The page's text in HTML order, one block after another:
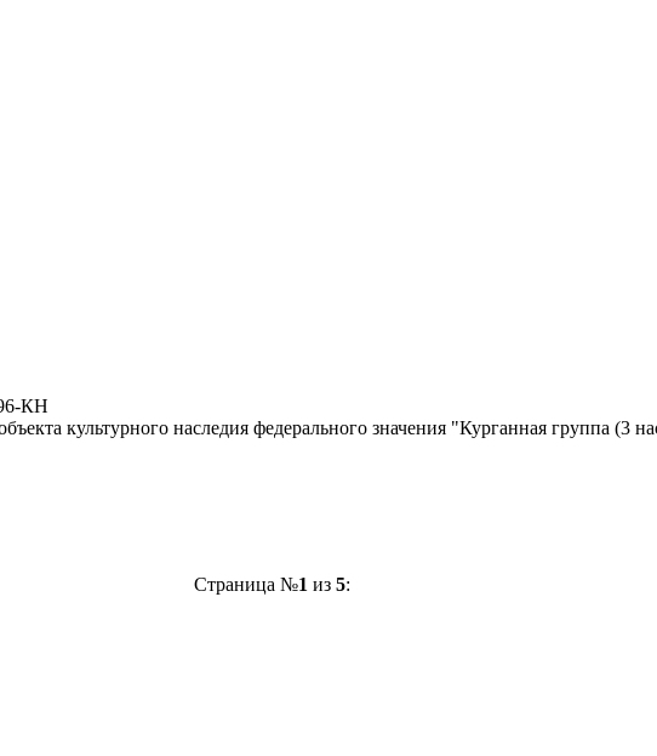
КН
культурного наследия федерального значения "Курганная группа
Страница №1 из 5: